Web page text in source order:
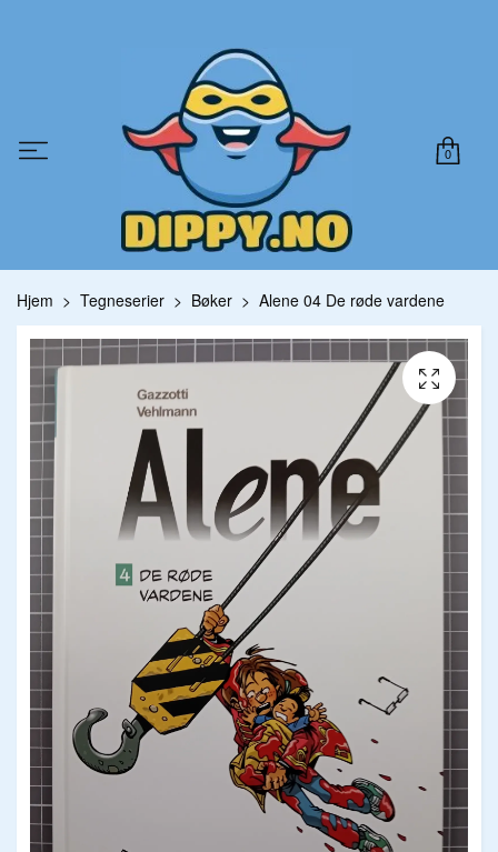
0
Hjem Tegneserier Bøker Alene 04 De røde vardene